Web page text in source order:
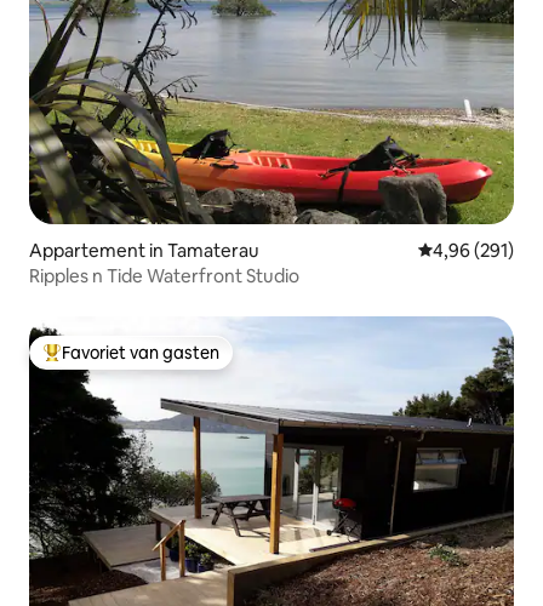
Appartement in Tamaterau Gemiddelde
4,96 (291)
Ripples n Tide Waterfront Studio
Topfavoriet van gasten
Favoriet van gasten